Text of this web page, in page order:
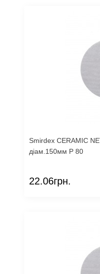
Smirdex CERAMIC
діам.150мм Р 80
22.06грн.